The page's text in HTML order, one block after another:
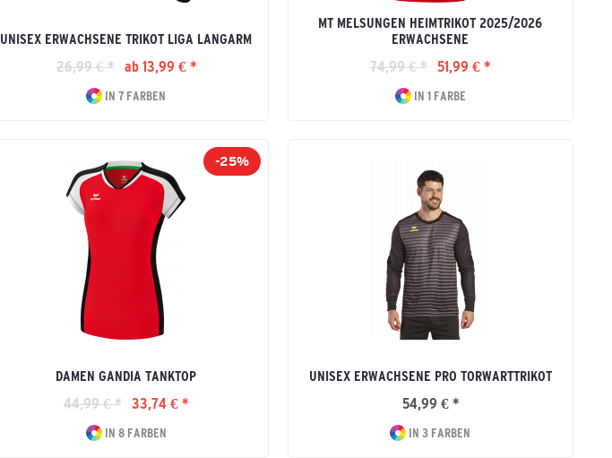
UNISEX ERWACHSENE TRIKOT LIGA LANGARM
26,99 € *
ab 13,99 € *
IN 7 FARBEN
MT MELSUNGEN HEIMTRIKOT 2025/2026
ERWACHSENE
74,99 € *
51,99 € *
IN 1 FARBE
-25%
DAMEN GANDIA TANKTOP
44,99 € *
33,74 € *
IN 8 FARBEN
UNISEX ERWACHSENE PRO TORWARTTRIKOT
54,99 € *
IN 3 FARBEN